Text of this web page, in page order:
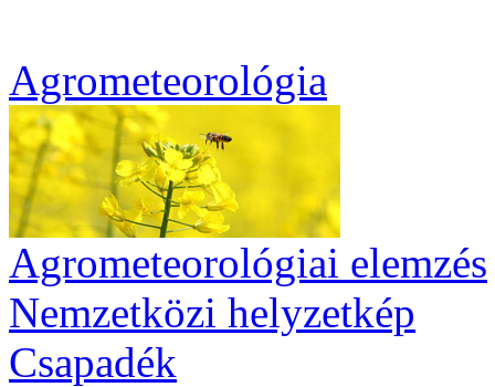
Agrometeorológia
Agrometeorológiai elemzés
Nemzetközi helyzetkép
Csapadék